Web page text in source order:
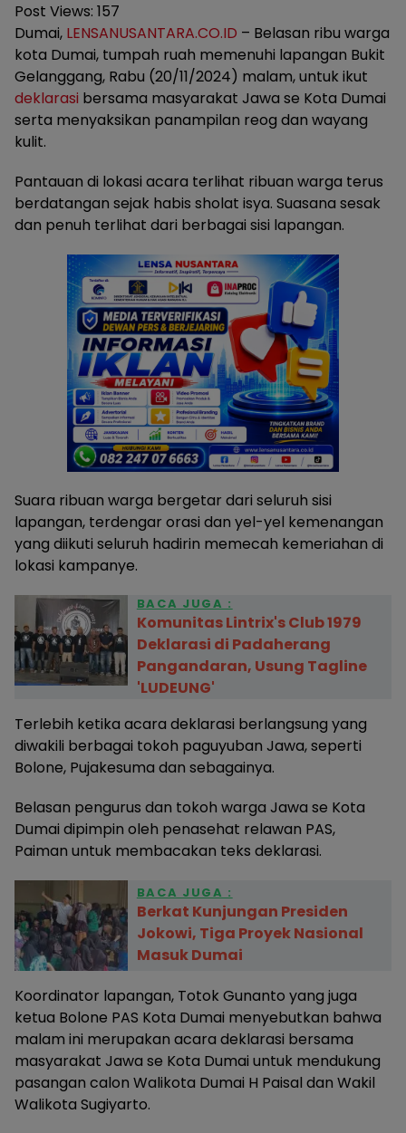
Post Views: 157
Dumai, LENSANUSANTARA.CO.ID – Belasan ribu warga
kota Dumai, tumpah ruah memenuhi lapangan Bukit
Gelanggang, Rabu (20/11/2024) malam, untuk ikut
deklarasi bersama masyarakat Jawa se Kota Dumai
serta menyaksikan panampilan reog dan wayang
kulit.
Pantauan di lokasi acara terlihat ribuan warga terus
berdatangan sejak habis sholat isya. Suasana sesak
dan penuh terlihat dari berbagai sisi lapangan.
Suara ribuan warga bergetar dari seluruh sisi
lapangan, terdengar orasi dan yel-yel kemenangan
yang diikuti seluruh hadirin memecah kemeriahan di
lokasi kampanye.
BACA JUGA :
Komunitas Lintrix's Club 1979
Deklarasi di Padaherang
Pangandaran, Usung Tagline
'LUDEUNG'
Terlebih ketika acara deklarasi berlangsung yang
diwakili berbagai tokoh paguyuban Jawa, seperti
Bolone, Pujakesuma dan sebagainya.
Belasan pengurus dan tokoh warga Jawa se Kota
Dumai dipimpin oleh penasehat relawan PAS,
Paiman untuk membacakan teks deklarasi.
BACA JUGA :
Berkat Kunjungan Presiden
Jokowi, Tiga Proyek Nasional
Masuk Dumai
Koordinator lapangan, Totok Gunanto yang juga
ketua Bolone PAS Kota Dumai menyebutkan bahwa
malam ini merupakan acara deklarasi bersama
masyarakat Jawa se Kota Dumai untuk mendukung
pasangan calon Walikota Dumai H Paisal dan Wakil
Walikota Sugiyarto.